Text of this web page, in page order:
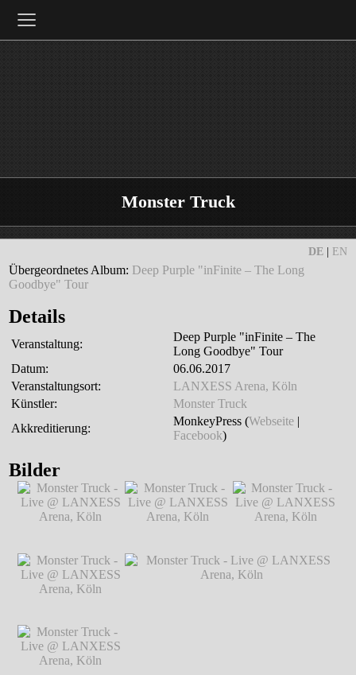
Monster Truck
DE| EN
≡
Übergeordnetes Album: Deep Purple "inFinite – The Long
Goodbye" Tour
Details
Veranstaltung:
Deep Purple "inFinite – The
Long Goodbye" Tour
Datum:
06.06.2017
Veranstaltungsort:
LANXESS Arena, Köln
Künstler:
Monster Truck
Akkreditierung:
MonkeyPress (Webseite |
Facebook)
Bilder
Monster Truck -
Live @ LANXESS
Arena, Köln℗
Monster Truck -
Live @ LANXESS
Monster Truck -
Live @ LANXESS
Monster Truck -
Live @ LANXESS
Arena, Köln℗